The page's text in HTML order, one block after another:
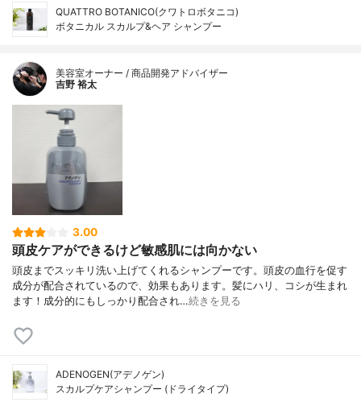
QUATTRO BOTANICO(クワトロボタニコ)
ボタニカル スカルプ&ヘア シャンプー
美容室オーナー / 商品開発アドバイザー
吉野 裕太
3.00
頭皮ケアができるけど敏感肌には向かない
頭皮までスッキリ洗い上げてくれるシャンプーです。頭皮の血行を促す
成分が配合されているので、効果もあります。髪にハリ、コシが生まれ
ます！成分的にもしっかり配合され…続きを見る
ADENOGEN(アデノゲン)
スカルプケアシャンプー (ドライタイプ)